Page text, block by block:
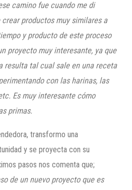
camino fue cuando me di
productos muy similares a
y producto de este proceso
proyecto muy interesante, ya que
resulta tal cual sale en una receta
con las harinas, las
Es muy interesante cómo
primas.
transformo una
y se proyecta con su
pasos nos comenta que;
de un nuevo proyecto que es